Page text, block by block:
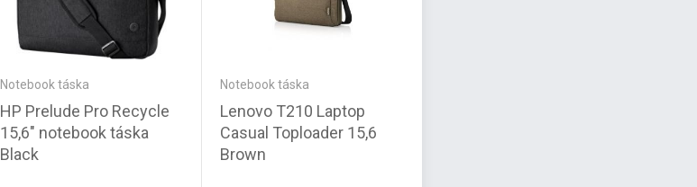
Notebook táska
HP Prelude Pro Recycle
15,6" notebook táska
Black
Notebook táska
Lenovo T210 Laptop
Casual Toploader 15,6
Brown